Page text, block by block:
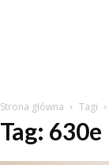
Strona główna Tagi
Tag: 630e